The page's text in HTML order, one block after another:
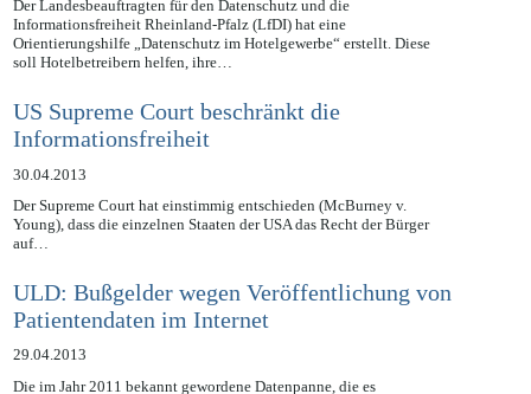
Der Landesbeauftragten für den Datenschutz und die
Informationsfreiheit Rheinland-Pfalz (LfDI) hat eine
Orientierungshilfe „Datenschutz im Hotelgewerbe“ erstellt. Diese
US Supreme Court beschränkt die
Informationsfreiheit
30.04.2013
Der Supreme Court hat einstimmig entschieden (McBurney v.
Young), dass die einzelnen Staaten der USA das Recht der Bürger
ULD: Bußgelder wegen Veröffentlichung von
Patientendaten im Internet
29.04.2013